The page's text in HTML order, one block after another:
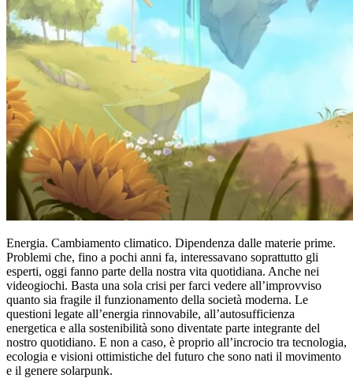
Energia. Cambiamento climatico. Dipendenza dalle materie prime.
Problemi che, fino a pochi anni fa, interessavano soprattutto gli
esperti, oggi fanno parte della nostra vita quotidiana. Anche nei
videogiochi. Basta una sola crisi per farci vedere all’improvviso
quanto sia fragile il funzionamento della società moderna. Le
questioni legate all’energia rinnovabile, all’autosufficienza
energetica e alla sostenibilità sono diventate parte integrante del
nostro quotidiano. E non a caso, è proprio all’incrocio tra tecnologia,
ecologia e visioni ottimistiche del futuro che sono nati il movimento
e il genere solarpunk.